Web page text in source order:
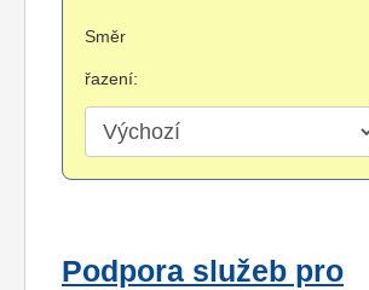
Směr
řazení:
Podpora služeb pro